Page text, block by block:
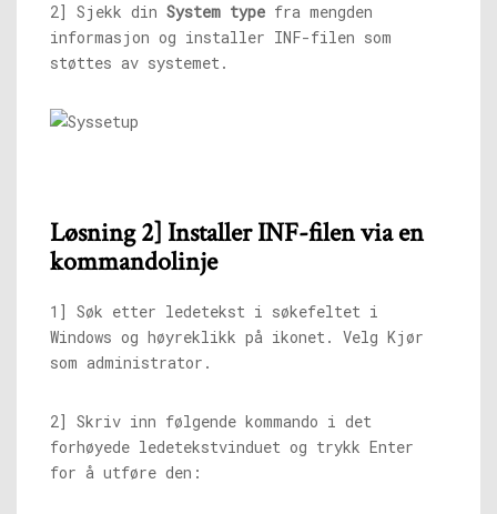
2] Sjekk din System type fra mengden
informasjon og installer INF-filen som
støttes av systemet.
Løsning 2] Installer INF-filen via en
kommandolinje
1] Søk etter ledetekst i søkefeltet i
Windows og høyreklikk på ikonet. Velg Kjør
som administrator.
2] Skriv inn følgende kommando i det
forhøyede ledetekstvinduet og trykk Enter
for å utføre den: